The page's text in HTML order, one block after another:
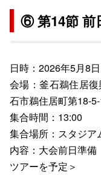
⑥ 第14節 前
日時：2026年5月8
会場：釜石鵜住居
石市鵜住居町第18-5-
集合時間：13:00
集合場所：スタジア
内容：大会前日準
ツアーを予定＞